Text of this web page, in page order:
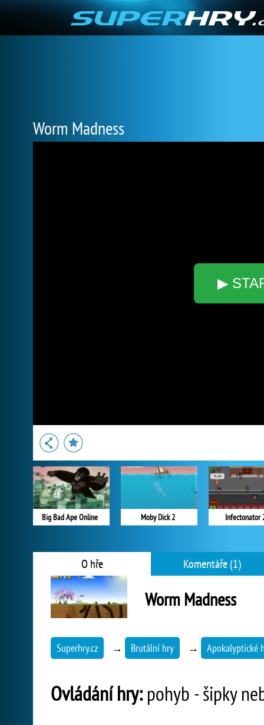
Worm Madness
▶
Big Bad Ape Online Moby Dick 2 Infectonator
O hře Komentáře (1)
Worm Madness
Superhry.cz → Brutální hry → Apokalyptické
Ovládání hry:pohyb - šipky